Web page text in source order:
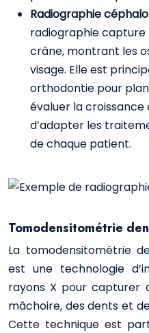
Radiographie
radiographie capture
crâne, montrant les
visage. Elle est
orthodontie pour
évaluer la
d’adapter les
de chaque patient.
Tomodensitométrie
La tomodensitométrie
est une technologie
rayons X pour capturer
mâchoire, des dents et
Cette technique est